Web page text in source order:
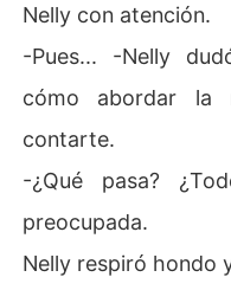
Nelly con atención.
-Pues... -Nelly
cómo abordar la
contarte.
-¿Qué pasa?
preocupada.
Nelly respiró hondo